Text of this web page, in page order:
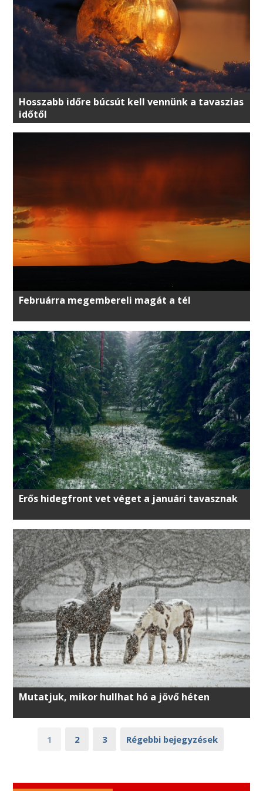
Hosszabb időre búcsút kell vennünk a tavaszias
időtől
Februárra megembereli magát a tél
Erős hidegfront vet véget a januári tavasznak
Mutatjuk, mikor hullhat hó a jövő héten
1 2 3 Régebbi bejegyzések